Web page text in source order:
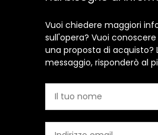
Vuoi chiedere maggiori
sull'opera? Vuoi
una proposta di acquisto?
messaggio, risponderò al